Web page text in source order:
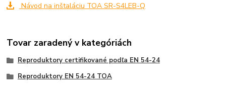
Návod na inštaláciu TOA SR-S4LEB-Q
Tovar zaradený v kategóriách
Reproduktory certifikované podľa EN 54-24
Reproduktory EN 54-24 TOA